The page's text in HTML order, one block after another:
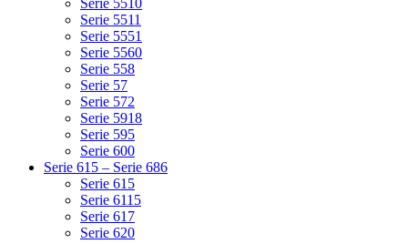
Serie 5510
Serie 5511
Serie 5551
Serie 5560
Serie 558
Serie 57
Serie 572
Serie 5918
Serie 595
Serie 600
Serie 615 – Serie 686
Serie 615
Serie 6115
Serie 617
Serie 620